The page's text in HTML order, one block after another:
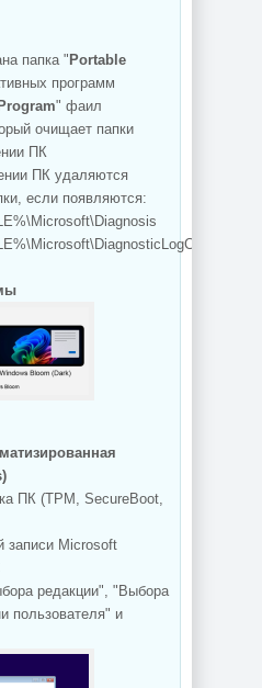
папка " Portable
программ
" фаил
очищает папки
ПК
ПК удаляются
если появляются:
ПК (TPM, SecureBoot,
записи Microsoft
редакции", "Выбора
пользователя" и